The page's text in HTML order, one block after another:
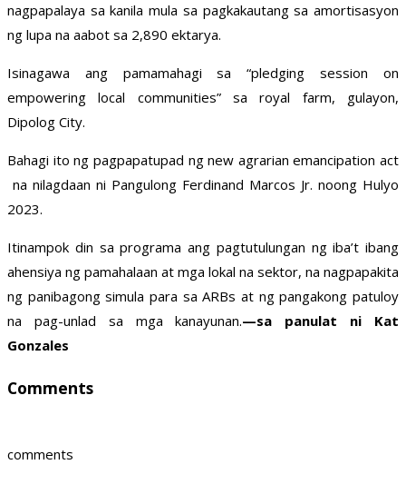
nagpapalaya sa kanila mula sa pagkakautang sa amortisasyon
ng lupa na aabot sa 2,890 ektarya.
Isinagawa ang pamamahagi sa “pledging session on
empowering local communities” sa royal farm, gulayon,
Dipolog City.
Bahagi ito ng pagpapatupad ng new agrarian emancipation act
na nilagdaan ni Pangulong Ferdinand Marcos Jr. noong Hulyo
2023.
Itinampok din sa programa ang pagtutulungan ng iba’t ibang
ahensiya ng pamahalaan at mga lokal na sektor, na nagpapakita
ng panibagong simula para sa ARBs at ng pangakong patuloy
na pag-unlad sa mga kanayunan.—sa panulat ni Kat
Gonzales
Comments
comments